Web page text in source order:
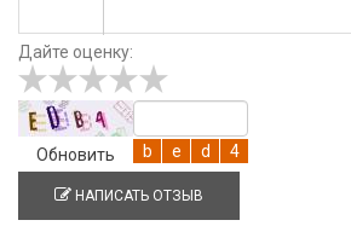
Дайте оценку:
Обновить
НАПИСАТЬ ОТЗЫВ